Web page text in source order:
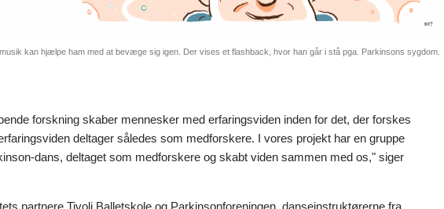
kan hjælpe ham med at bevæge sig igen. Der vises et flashback, hvor han går i stå pga. Parkinsons sygdom.
forskning skaber mennesker med erfaringsviden inden for det, der forskes
deltager således som medforskere. I vores projekt har en gruppe
dans, deltaget som medforskere og skabt viden sammen med os," siger
partnere Tivoli Balletskole og Parkinsonforeningen, danseinstruktørerne fra